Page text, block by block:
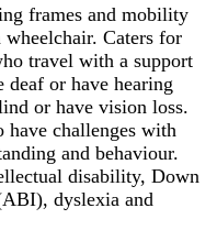
frames and mobility
wheelchair. Caters for
travel with a support
deaf or have hearing
or have vision loss.
have challenges with
and behaviour.
disability, Down
dyslexia and